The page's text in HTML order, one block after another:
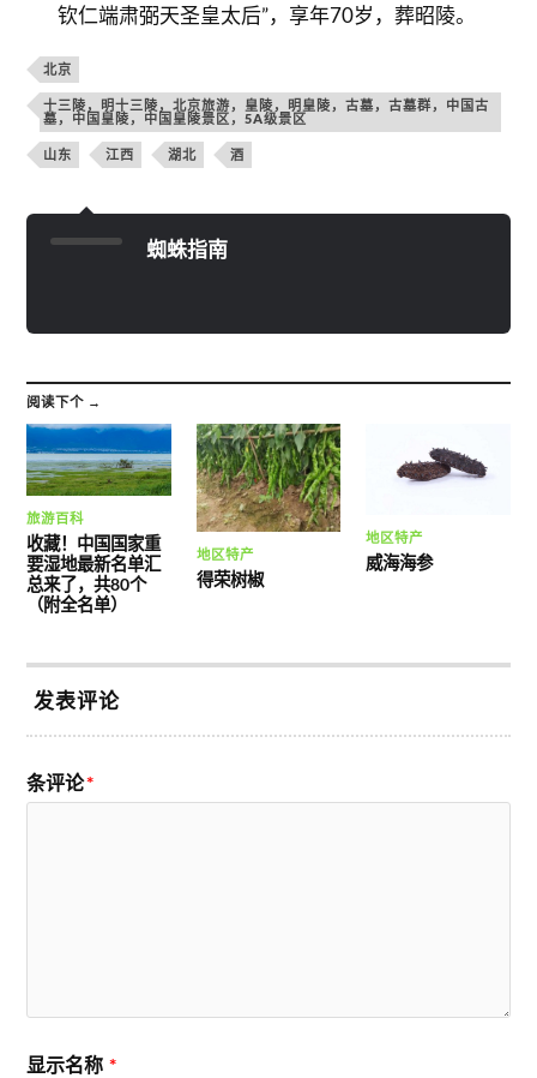
钦仁端肃弼天圣皇太后”，享年70岁，葬昭陵。
北京
十三陵，明十三陵，北京旅游，皇陵，明皇陵，古墓，古墓群，中国古
墓，中国皇陵，中国皇陵景区，5A级景区
山东 江西 湖北 酒
蜘蛛指南
阅读下个 →
旅游百科
收藏！中国国家重
要湿地最新名单汇
总来了，共80个
（附全名单）
地区特产
得荣树椒
地区特产
威海海参
发表评论
条评论*
显示名称 *